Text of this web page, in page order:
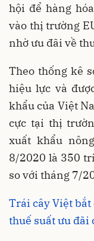
hội để hàng
vào thị trường
nhờ ưu đãi về
Theo thống kê
hiệu lực và
khẩu của Việt
cực tại thị
xuất khẩu
8/2020 là 350
so với tháng 7/
Trái cây Việt bắt
thuế suất ưu đãi